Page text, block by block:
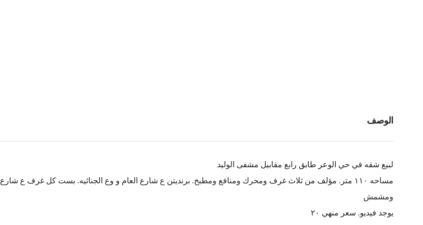
الوصف
لبيع شقه في حي الوعر طابق رابع مقابيل مشفى الوليد
مساحه ١١٠ متر. مؤلف من ثلاث غرف ومحرك ومنافع ومطبخ. برنديتن ع شارع العام و وع الجنائيه. بست كل غرف ع شارع
ومشمش
يوجد فيديو. سعر منهي ٢٠